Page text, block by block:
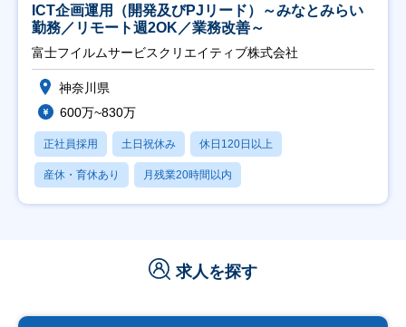
ICT企画運用（開発及びPJリード）～みなとみらい
勤務／リモート週2OK／業務改善～
富士フイルムサービスクリエイティブ株式会社
神奈川県
600万~830万
正社員採用 土日祝休み 休日120日以上
産休・育休あり 月残業20時間以内
求人を探す